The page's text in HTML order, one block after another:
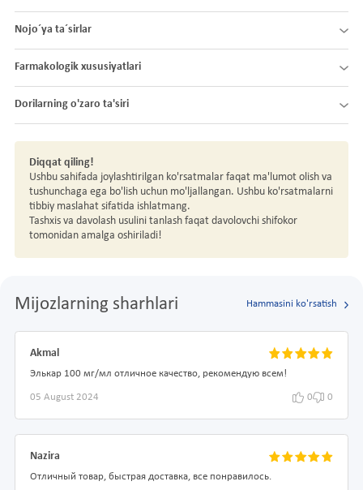
Nojo´ya ta´sirlar
Farmakologik xususiyatlari
Dorilarning o'zaro ta'siri
Diqqat qiling!
Ushbu sahifada joylashtirilgan ko'rsatmalar faqat ma'lumot olish va
tushunchaga ega bo'lish uchun mo'ljallangan. Ushbu ko'rsatmalarni
tibbiy maslahat sifatida ishlatmang.
Tashxis va davolash usulini tanlash faqat davolovchi shifokor
tomonidan amalga oshiriladi!
Mijozlarning sharhlari Hammasini ko'rsatish
Akmal
Элькар 100 мг/мл отличное качество, рекомендую всем!
05 August 2024 0 0
Nazira
Отличный товар, быстрая доставка, все понравилось.